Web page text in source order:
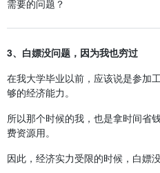
需要的问题？
3、白嫖没问题，因为我也穷过
在我大学毕业以前，应该说是参加
够的经济能力。
所以那个时候的我，也是拿时间省
费资源用。
因此，经济实力受限的时候，白嫖